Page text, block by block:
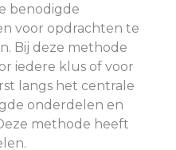
benodigde
voor opdrachten te
Bij deze methode
iedere klus of voor
langs het centrale
onderdelen en
methode heeft